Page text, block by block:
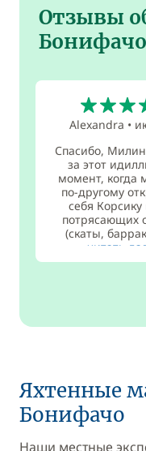
Отзывы
Бонифачо
Alexandra •
Спасибо,
за этот
момент, когда
по-другому
себя
потрясающих
(скаты,
читать
Яхтенные
Бонифачо
Наши местные